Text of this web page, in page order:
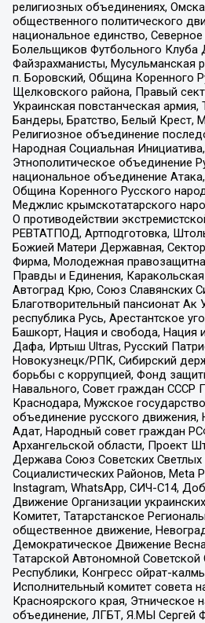
религиозных объединениях,
общественного политического
национальное единство, Северное
Болельщиков Футбольного Клуба
Файзрахманисты, Мусульманская
п. Боровский, Община Коренного
Щелковского района, Правый
Украинская повстанческая армия,
Бандеры, Братство, Белый Крест,
Религиозное объединение
Народная Социальная Инициатива,
Этнополитическое объединение
национальное объединение
Община Коренного Русского
Меджлис крымскотатарского
О противодействии
РЕВТАТПОД, Артподготовка,
Божией Матери Державная,
Фирма, Молодежная
Правды и Единения, Каракольская
Автоград Крю, Союз Славянских
Благотворительный пансионат Ак
республика Русь, Арестантское
Башкорт, Нация и свобода, Нация
Дафа, Иртыш Ultras, Русский
Новокузнецк/РПК, Сибирский
борьбы с коррупцией, Фонд
Навального, Совет граждан СССР
Краснодара, Мужское
объединение русского
Адат, Народный совет граждан
Архангельской области, Проект
Держава Союз Советских Светлых
Социалистических Районов, Meta
Instagram, WhatsApp, СИЧ-С14,
Движение Организации
Комитет, Татарстанское
общественное движение,
Демократическое Движение
Татарской Автономной Советской
Республики, Конгресс ойрат-
Исполнительный комитет совета
Красноярского края, Этническое
объединение, ЛГБТ, Я.МЫ Сергей